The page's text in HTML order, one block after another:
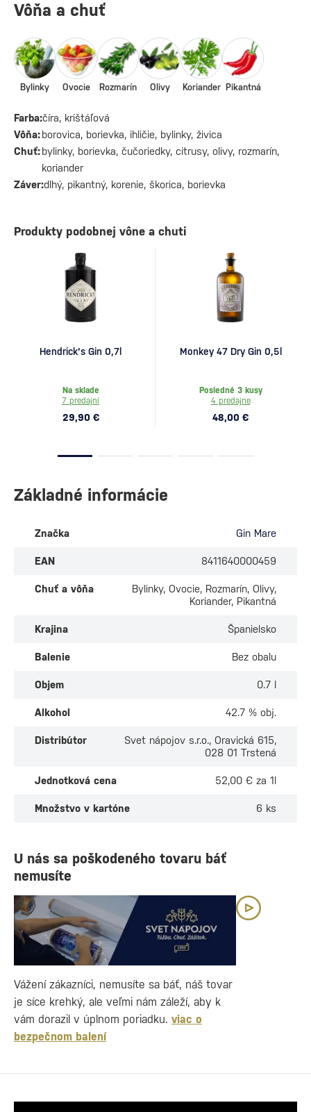
Vôňa a chuť
Farba:číra, krištáľová
Vôňa:borovica, borievka, ihličie, bylinky, živica
Chuť:bylinky, borievka, čučoriedky, citrusy, olivy, rozmarín,
koriander
Záver:dlhý, pikantný, korenie, škorica, borievka
Bylinky Ovocie Rozmarín Olivy Koriander Pikantná
Produkty podobnej vône a chuti
Hendrick's Gin 0,7l
Na sklade
7 predajní
29,90 €
Monkey 47 Dry Gin 0,5l
Posledné 3 kusy
4 predajne
48,00 €
U nás sa poškodeného tovaru báť
nemusíte
Vážení zákazníci, nemusíte sa báť, náš tovar
je síce krehký, ale veľmi nám záleží, aby k
vám dorazil v úplnom poriadku. viac o
bezpečnom balení
Základné informácie
Značka Gin Mare
EAN 8411640000459
Chuť a vôňa
Bylinky, Ovocie, Rozmarín, Olivy,
Koriander, Pikantná
Krajina Španielsko
Balenie Bez obalu
Objem 0.7 l
Alkohol 42.7 % obj.
Distribútor
Svet nápojov s.r.o., Oravická 615,
028 01 Trstená
Jednotková cena 52,00 € za 1l
Množstvo v kartóne 6 ks